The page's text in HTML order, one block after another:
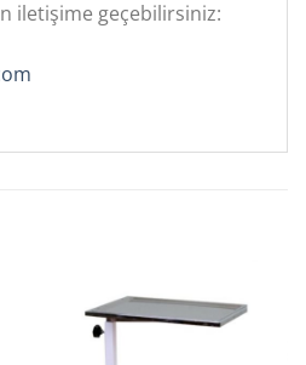
iletişime geçebilirsiniz: